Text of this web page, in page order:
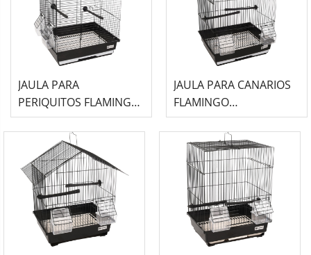
JAULA PARA
PERIQUITOS FLAMINGO
(39x31x46cm) - NUSA
NEGRO
JAULA PARA CANARIOS
FLAMINGO
(34,5x28x48,5cm) - ALOR
2 NEGRO